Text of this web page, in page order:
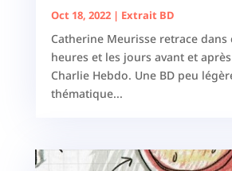
Oct 18, 2022| Extrait BD
Catherine Meurisse retrace dans
heures et les jours avant et
Charlie Hebdo. Une BD peu
thématique...